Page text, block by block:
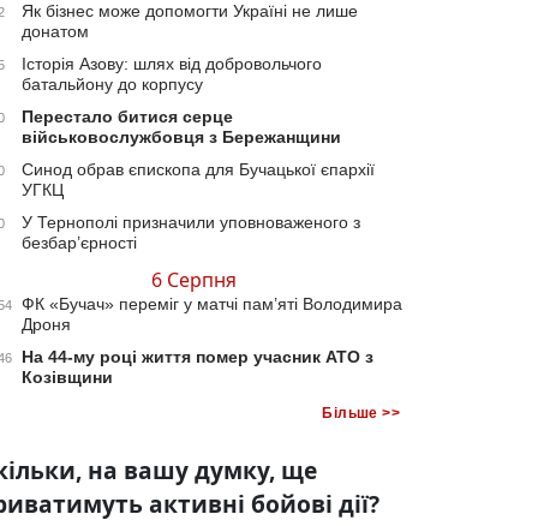
Як бізнес може допомогти Україні не лише
донатом
Історія Азову: шлях від добровольчого
батальйону до корпусу
Перестало битися серце
військовослужбовця з Бережанщини
Синод обрав єпископа для Бучацької єпархії
УГКЦ
У Тернополі призначили уповноваженого з
безбар’єрності
6 Серпня
ФК «Бучач» переміг у матчі пам’яті Володимира
Дроня
На 44-му році життя помер учасник АТО з
Козівщини
Більше >>
на вашу думку, ще
активні бойові дії?